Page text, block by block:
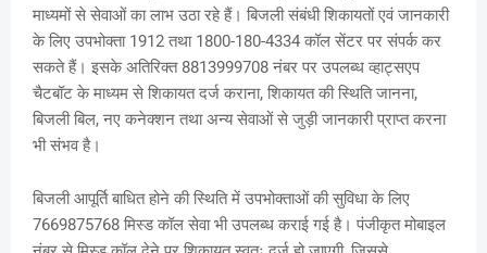
माध्यमों से सेवाओं का लाभ उठा रहे हैं। बिजली संबंधी शिकायतों एवं जानकारी
के लिए उपभोक्ता 1912 तथा 1800-180-4334 कॉल सेंटर पर संपर्क कर
सकते हैं। इसके अतिरिक्त 8813999708 नंबर पर उपलब्ध व्हाट्सएप
चैटबॉट के माध्यम से शिकायत दर्ज कराना, शिकायत की स्थिति जानना,
बिजली बिल, नए कनेक्शन तथा अन्य सेवाओं से जुड़ी जानकारी प्राप्त करना
भी संभव है।
बिजली आपूर्ति बाधित होने की स्थिति में उपभोक्ताओं की सुविधा के लिए
7669875768 मिस्ड कॉल सेवा भी उपलब्ध कराई गई है। पंजीकृत मोबाइल